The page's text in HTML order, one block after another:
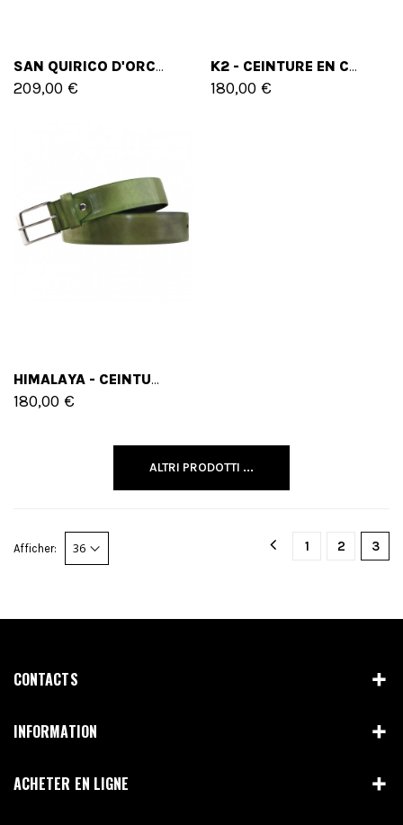
SAN QUIRICO D'ORCIA - SAC À DOS MESSENGER PRATES
209,00 €
K2 - CEINTURE EN CUIR PLEINE FLEUR
180,00 €
HIMALAYA - CEINTURE EN CUIR PLEINE FLEUR
180,00 €
ALTRI PRODOTTI ...
1 2 3
Afficher:
CONTACTS
INFORMATION
ACHETER EN LIGNE